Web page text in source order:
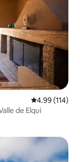
Calificación
4.99 (114)
de Elqui